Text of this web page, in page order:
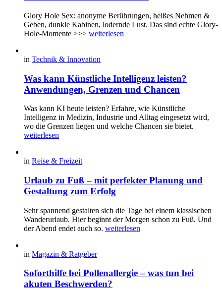
Glory Hole Sex: anonyme Berührungen, heißes Nehmen &
Geben, dunkle Kabinen, lodernde Lust. Das sind echte Glory-
Hole-Momente >>> weiterlesen
in Technik & Innovation
Was kann Künstliche Intelligenz leisten?
Anwendungen, Grenzen und Chancen
Was kann KI heute leisten? Erfahre, wie Künstliche
Intelligenz in Medizin, Industrie und Alltag eingesetzt wird,
wo die Grenzen liegen und welche Chancen sie bietet.
weiterlesen
in Reise & Freizeit
Urlaub zu Fuß – mit perfekter Planung und
Gestaltung zum Erfolg
Sehr spannend gestalten sich die Tage bei einem klassischen
Wanderurlaub. Hier beginnt der Morgen schon zu Fuß. Und
der Abend endet auch so. weiterlesen
in Magazin & Ratgeber
Soforthilfe bei Pollenallergie – was tun bei
akuten Beschwerden?